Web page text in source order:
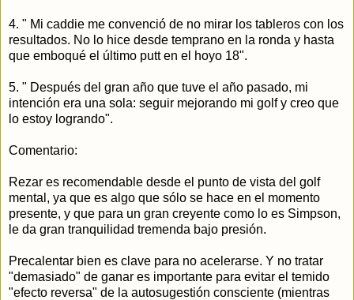
4. " Mi caddie me convenció de no mirar los tableros con los
resultados. No lo hice desde temprano en la ronda y hasta
que emboqué el último putt en el hoyo 18".
5. " Después del gran año que tuve el año pasado, mi
intención era una sola: seguir mejorando mi golf y creo que
lo estoy logrando".
Comentario:
Rezar es recomendable desde el punto de vista del golf
mental, ya que es algo que sólo se hace en el momento
presente, y que para un gran creyente como lo es Simpson,
le da gran tranquilidad tremenda bajo presión.
Precalentar bien es clave para no acelerarse. Y no tratar
"demasiado" de ganar es importante para evitar el temido
"efecto reversa" de la autosugestión consciente (mientras